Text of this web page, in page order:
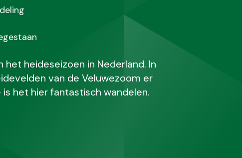
het heideseizoen in Nederland. In
van de Veluwezoom er
het hier fantastisch wandelen.